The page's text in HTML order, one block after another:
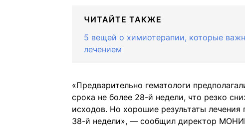
ЧИТАЙТЕ ТАКЖЕ
5 вещей о химиотерапии, которые
лечением
«Предварительно гематологи
срока не более 28-й недели, что резко
исходов. Но хорошие результаты
38-й недели», — сообщил директор